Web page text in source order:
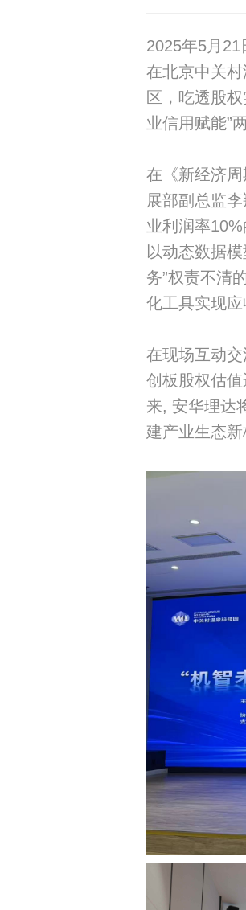
2025年5月
在北京中关
区，吃透股
业信用赋能”
在《新经济
展部副总监
业利润率
以动态数据
务”权责不清
化工具实现应
在现场互动交
创板股权估
来, 安华理达
建产业生态新